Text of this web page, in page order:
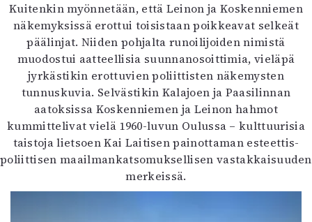
Kuitenkin myönnetään, että Leinon ja Koskenniemen
näkemyksissä erottui toisistaan poikkeavat selkeät
päälinjat. Niiden pohjalta runoilijoiden nimistä
muodostui aatteellisia suunnanosoittimia, vieläpä
jyrkästikin erottuvien poliittisten näkemysten
tunnuskuvia. Selvästikin Kalajoen ja Paasilinnan
aatoksissa Koskenniemen ja Leinon hahmot
kummittelivat vielä 1960-luvun Oulussa – kulttuurisia
taistoja lietsoen Kai Laitisen painottaman esteettis-
poliittisen maailmankatsomuksellisen vastakkaisuuden
merkeissä.